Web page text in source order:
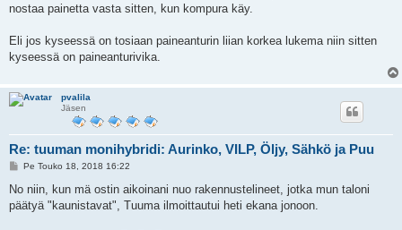
nostaa painetta vasta sitten, kun kompura käy.
Eli jos kyseessä on tosiaan paineanturin liian korkea lukema niin sitten
kyseessä on paineanturivika.
pvalila
Jäsen
Re: tuuman monihybridi: Aurinko, VILP, Öljy, Sähkö ja Puu
V
e
t
Pe Touko 18, 2018 16:22
No niin, kun mä ostin aikoinani nuo rakennustelineet, jotka mun taloni
päätyä "kaunistavat", Tuuma ilmoittautui heti ekana jonoon.